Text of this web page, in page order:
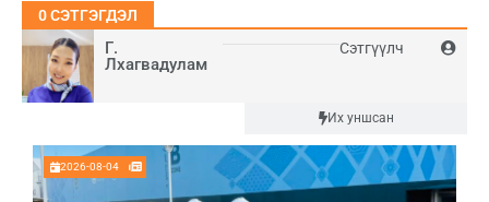
Г.
Лхагвадулам
Сэтгүүлч
Их уншсан
2026-08-04
0СЭТГЭГДЭЛ